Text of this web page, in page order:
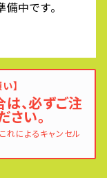
中です。
】
、必ずご注
い。
れによるキャンセル